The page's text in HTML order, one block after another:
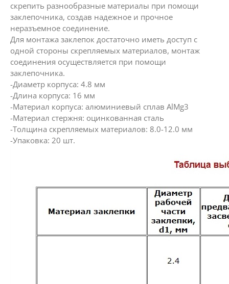
скрепить разнообразные материалы при помощи
заклепочника, создав надежное и прочное
неразъемное соединение.
Для монтажа заклепок достаточно иметь доступ с
одной стороны скрепляемых материалов, монтаж
соединения осуществляется при помощи
заклепочника.
-Диаметр корпуса: 4.8 мм
-Длина корпуса: 16 мм
-Материал корпуса: алюминиевый сплав AlMg3
-Материал стержня: оцинкованная сталь
-Толщина скрепляемых материалов: 8.0-12.0 мм
-Упаковка: 20 шт.